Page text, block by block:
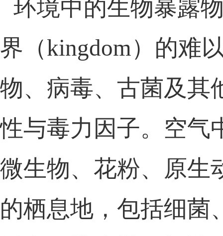
环境中的生物暴露
界（kingdom） 的难
物、病毒、 古菌及其
性与毒力因子。空气
微生物、花粉、原生
的栖息地， 包括细菌